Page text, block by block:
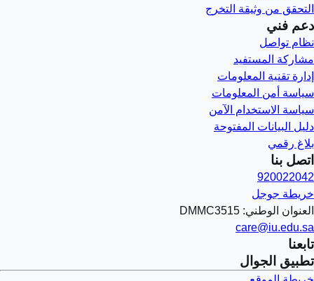
التحقق من وثيقة التخرج
دعم فني
نظام تواصل
مشاركة المستفيد
إدارة تقنية المعلومات
سياسة أمن المعلومات
سياسة الاستخدام الآمن
دليل البيانات المفتوحة
بلاغ رقمي
اتصل بنا
920022042
خريطة جوجل
العنوان الوطني: DMMC3515
care@iu.edu.sa
تابعنا
تطبيق الجوال